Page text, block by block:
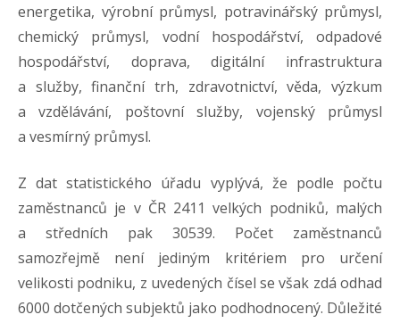
energetika, výrobní průmysl, potravinářský průmysl,
chemický průmysl, vodní hospodářství, odpadové
hospodářství, doprava, digitální infrastruktura
a služby, finanční trh, zdravotnictví, věda, výzkum
a vzdělávání, poštovní služby, vojenský průmysl
a vesmírný průmysl.
Z dat statistického úřadu vyplývá, že podle počtu
zaměstnanců je v ČR 2411 velkých podniků, malých
a středních pak 30539. Počet zaměstnanců
samozřejmě není jediným kritériem pro určení
velikosti podniku, z uvedených čísel se však zdá odhad
6000 dotčených subjektů jako podhodnocený. Důležité